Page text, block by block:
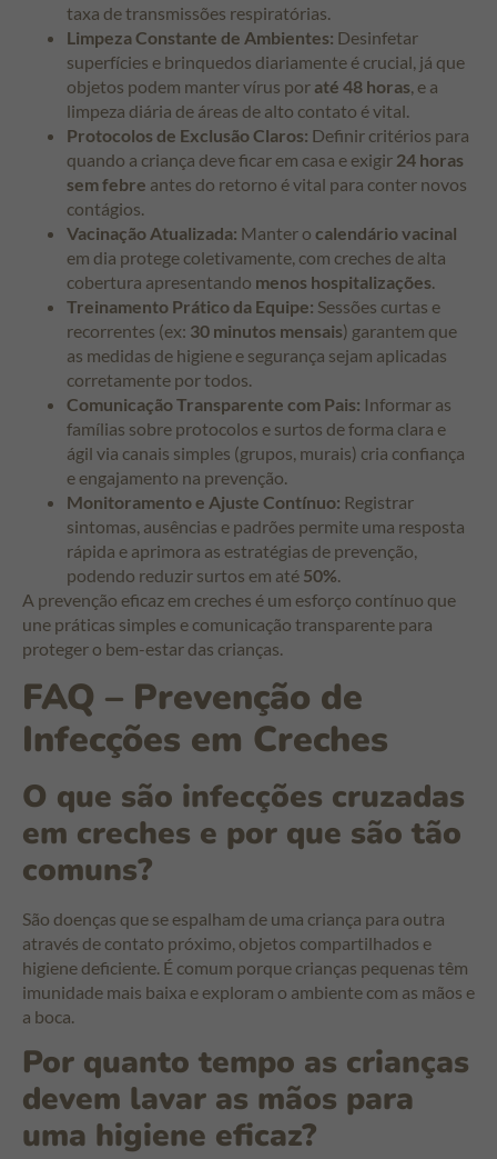
taxa de transmissões respiratórias.
Limpeza Constante de Ambientes: Desinfetar
superfícies e brinquedos diariamente é crucial, já que
objetos podem manter vírus por até 48 horas , e a
limpeza diária de áreas de alto contato é vital.
Protocolos de Exclusão Claros: Definir critérios para
quando a criança deve ficar em casa e exigir 24 horas
sem febre antes do retorno é vital para conter novos
contágios.
Vacinação Atualizada: Manter o calendário vacinal
em dia protege coletivamente, com creches de alta
cobertura apresentando menos hospitalizações
Treinamento Prático da Equipe: Sessões curtas e
recorrentes (ex: 30 minutos mensais) garantem que
as medidas de higiene e segurança sejam aplicadas
corretamente por todos.
Comunicação Transparente com Pais: Informar as
famílias sobre protocolos e surtos de forma clara e
ágil via canais simples (grupos, murais) cria confiança
e engajamento na prevenção.
Monitoramento e Ajuste Contínuo: Registrar
sintomas, ausências e padrões permite uma resposta
rápida e aprimora as estratégias de prevenção,
podendo reduzir surtos em até 50%
A prevenção eficaz em creches é um esforço contínuo que
une práticas simples e comunicação transparente para
proteger o bem-estar das crianças.
FAQ – Prevenção de
Infecções em Creches
O que são infecções cruzadas
em creches e por que são tão
comuns?
São doenças que se espalham de uma criança para outra
através de contato próximo, objetos compartilhados e
higiene deficiente. É comum porque crianças pequenas têm
imunidade mais baixa e exploram o ambiente com as mãos e
a boca.
Por quanto tempo as crianças
devem lavar as mãos para
uma higiene eficaz?